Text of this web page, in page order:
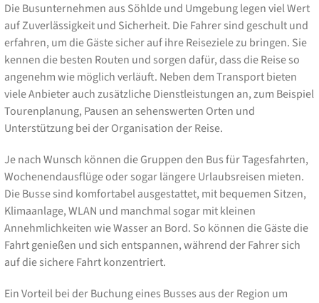
Die Busunternehmen aus Söhlde und Umgebung legen viel Wert
auf Zuverlässigkeit und Sicherheit. Die Fahrer sind geschult und
erfahren, um die Gäste sicher auf ihre Reiseziele zu bringen. Sie
kennen die besten Routen und sorgen dafür, dass die Reise so
angenehm wie möglich verläuft. Neben dem Transport bieten
viele Anbieter auch zusätzliche Dienstleistungen an, zum Beispiel
Tourenplanung, Pausen an sehenswerten Orten und
Unterstützung bei der Organisation der Reise.
Je nach Wunsch können die Gruppen den Bus für Tagesfahrten,
Wochenendausflüge oder sogar längere Urlaubsreisen mieten.
Die Busse sind komfortabel ausgestattet, mit bequemen Sitzen,
Klimaanlage, WLAN und manchmal sogar mit kleinen
Annehmlichkeiten wie Wasser an Bord. So können die Gäste die
Fahrt genießen und sich entspannen, während der Fahrer sich
auf die sichere Fahrt konzentriert.
Ein Vorteil bei der Buchung eines Busses aus der Region um